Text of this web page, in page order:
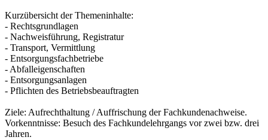
Kurzübersicht der Themeninhalte:
- Rechtsgrundlagen
- Nachweisführung, Registratur
- Transport, Vermittlung
- Entsorgungsfachbetriebe
- Abfalleigenschaften
- Entsorgungsanlagen
- Pflichten des Betriebsbeauftragten
Ziele: Aufrechthaltung / Auffrischung der Fachkundenachweise.
Vorkenntnisse: Besuch des Fachkundelehrgangs vor zwei bzw. drei
Jahren.